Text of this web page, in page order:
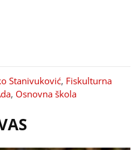
Stanivuković, Fiskulturna
, Osnovna škola